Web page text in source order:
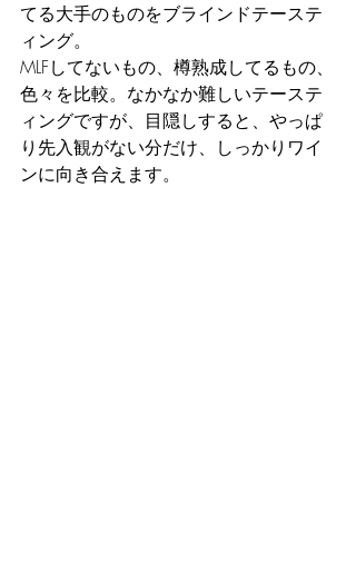
てる大手のものをブラインドテーステ
ィング。
MLFしてないもの、樽熟成してるもの、
色々を比較。なかなか難しいテーステ
ィングですが、目隠しすると、やっぱ
り先入観がない分だけ、しっかりワイ
ンに向き合えます。